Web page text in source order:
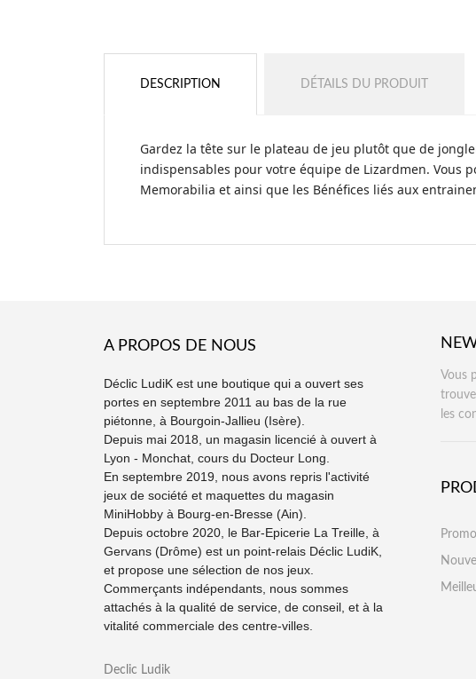
DESCRIPTION DÉTAILS DU PRODUIT
Gardez la tête sur le plateau de jeu plutôt que de
indispensables pour votre équipe de Lizardmen. Vous
Memorabilia et ainsi que les Bénéfices liés aux
A PROPOS DE NOUS
Déclic LudiK est une boutique qui a ouvert ses
portes en septembre 2011 au bas de la rue
piétonne, à Bourgoin-Jallieu (Isère).
Depuis mai 2018, un magasin licencié à ouvert à
Lyon - Monchat, cours du Docteur Long.
En septembre 2019, nous avons repris l'activité
jeux de société et maquettes du magasin
MiniHobby à Bourg-en-Bresse (Ain).
Depuis octobre 2020, le Bar-Epicerie La Treille, à
Gervans (Drôme) est un point-relais Déclic LudiK,
et propose une sélection de nos jeux.
Commerçants indépendants, nous sommes
attachés à la qualité de service, de conseil, et à la
vitalité commerciale des centre-villes.
Declic Ludik
Vous
les